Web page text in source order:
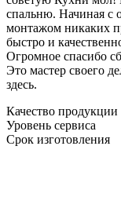
спальню. Начиная с
монтажом никаких
быстро и
Огромное спасибо
Это мастер своего
здесь.
Качество продукции
Уровень сервиса
Срок изготовления